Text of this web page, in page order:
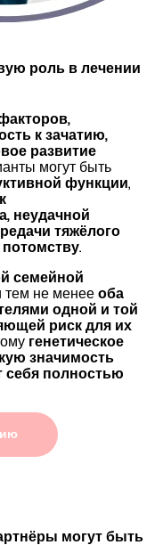
роль в лечении
к зачатию,
развитие
могут быть
функции,
неудачной
тяжёлого
потомству.
семейной
тем не менее оба
одной и той
риск для их
генетическое
значимость
себя полностью
могут быть